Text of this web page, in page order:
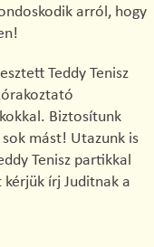
arról, hogy
Teddy Tenisz
Biztosítunk
mást! Utazunk is
Tenisz partikkal
írj Juditnak a